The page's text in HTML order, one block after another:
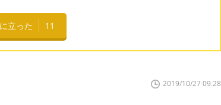
立った 11
2019/10/27 09:28